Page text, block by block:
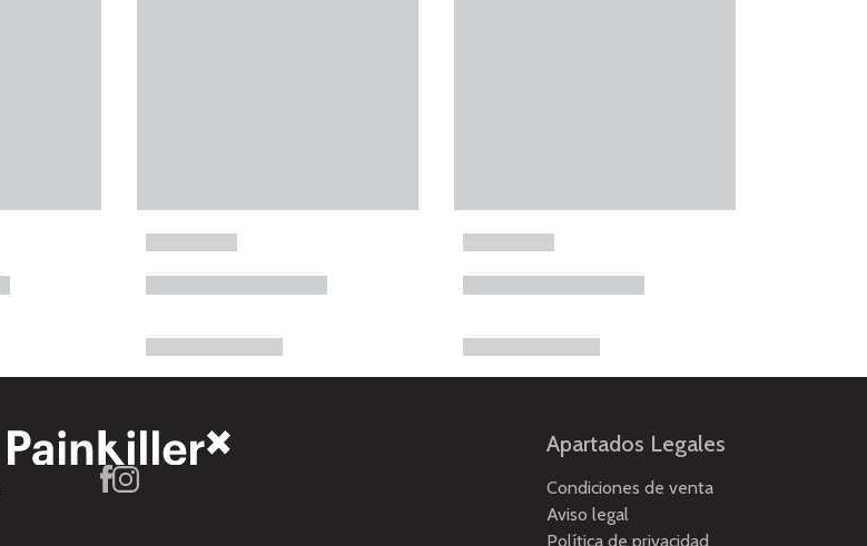
Apartados Legales
Condiciones de venta
Aviso legal
Política de privacidad